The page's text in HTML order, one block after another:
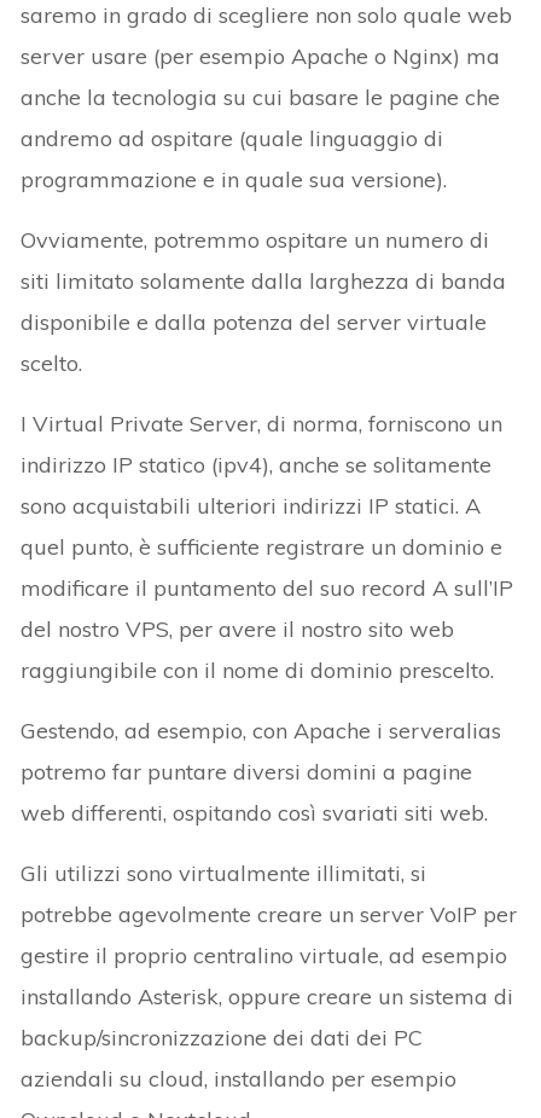
saremo in grado di scegliere non solo quale web
server usare (per esempio Apache o Nginx) ma
anche la tecnologia su cui basare le pagine che
andremo ad ospitare (quale linguaggio di
programmazione e in quale sua versione).
Ovviamente, potremmo ospitare un numero di
siti limitato solamente dalla larghezza di banda
disponibile e dalla potenza del server virtuale
scelto.
I Virtual Private Server, di norma, forniscono un
indirizzo IP statico (ipv4), anche se solitamente
sono acquistabili ulteriori indirizzi IP statici. A
quel punto, è sufficiente registrare un dominio e
modificare il puntamento del suo record A sull’IP
del nostro VPS, per avere il nostro sito web
raggiungibile con il nome di dominio prescelto.
Gestendo, ad esempio, con Apache i serveralias
potremo far puntare diversi domini a pagine
web differenti, ospitando così svariati siti web.
Gli utilizzi sono virtualmente illimitati, si
potrebbe agevolmente creare un server VoIP per
gestire il proprio centralino virtuale, ad esempio
installando Asterisk, oppure creare un sistema di
backup/sincronizzazione dei dati dei PC
aziendali su cloud, installando per esempio